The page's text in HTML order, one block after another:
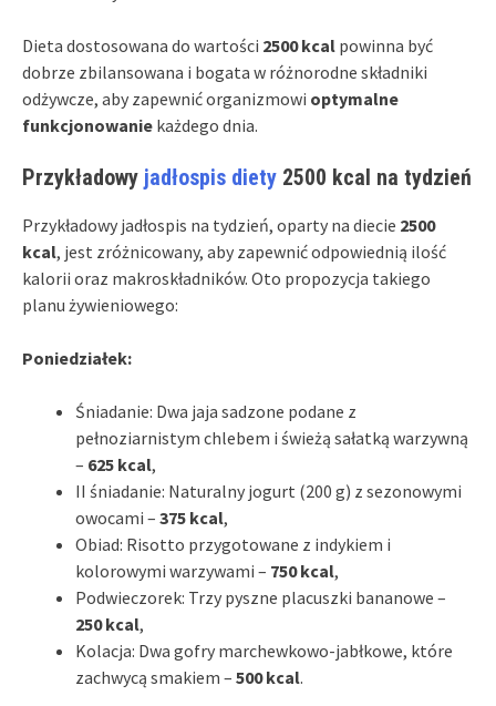
Dieta dostosowana do wartości 2500 kcal powinna być
dobrze zbilansowana i bogata w różnorodne składniki
odżywcze, aby zapewnić organizmowi optymalne
funkcjonowanie każdego dnia.
Przykładowy jadłospis diety 2500 kcal na tydzień
Przykładowy jadłospis na tydzień, oparty na diecie 2500
kcal, jest zróżnicowany, aby zapewnić odpowiednią ilość
kalorii oraz makroskładników. Oto propozycja takiego
planu żywieniowego:
Poniedziałek:
Śniadanie: Dwa jaja sadzone podane z
pełnoziarnistym chlebem i świeżą sałatką warzywną
– 625 kcal,
II śniadanie: Naturalny jogurt (200 g) z sezonowymi
owocami – 375 kcal,
Obiad: Risotto przygotowane z indykiem i
kolorowymi warzywami – 750 kcal,
Podwieczorek: Trzy pyszne placuszki bananowe –
250 kcal,
Kolacja: Dwa gofry marchewkowo-jabłkowe, które
zachwycą smakiem – 500 kcal.